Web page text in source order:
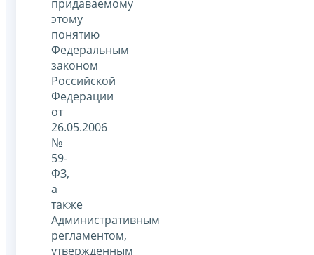
придаваемому
этому
понятию
Федеральным
законом
Российской
Федерации
от
26.05.2006
№
59-
ФЗ,
а
также
Административным
регламентом,
утвержденным